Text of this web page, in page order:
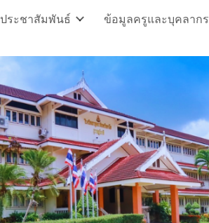
Skip to main content
ประชาสัมพันธ์ ข้อมูลครูและบุคลากร